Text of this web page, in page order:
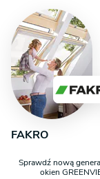
FAKRO
Sprawdź nową
okien